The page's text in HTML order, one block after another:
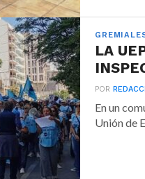
LA
POR
En un
Unión de